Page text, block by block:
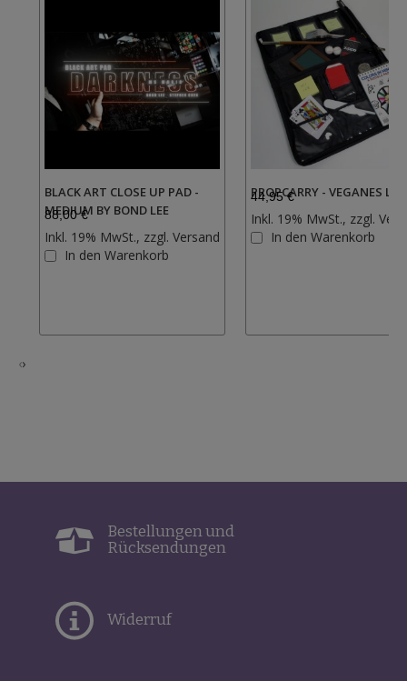
BLACK ART CLOSE UP PAD -
MEDIUM BY BOND LEE
88,00 €
Inkl. 19% MwSt., zzgl. Versand
In den Warenkorb
PROPCARRY - VEGANES
44,95 €
Inkl. 19% MwSt., zzgl.
In den Warenkorb
‹›
Bestellungen und
Rücksendungen
Widerruf